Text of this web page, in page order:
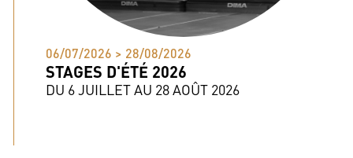
06/07/2026 > 28/08/2026
STAGES D'ÉTÉ 2026
DU 6 JUILLET AU 28 AOÛT 2026